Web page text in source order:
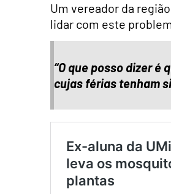
Um vereador da
lidar com este
“O que posso dizer
cujas férias tenham